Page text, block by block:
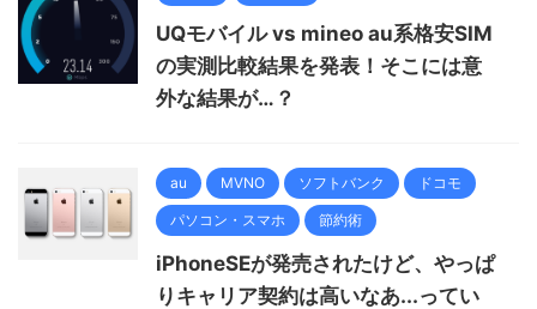
UQモバイル vs mineo au系格安SIM
の実測比較結果を発表！そこには意
外な結果が…？
au MVNO ソフトバンク ドコモ
パソコン・スマホ 節約術
iPhoneSEが発売されたけど、やっぱ
りキャリア契約は高いなあ...ってい